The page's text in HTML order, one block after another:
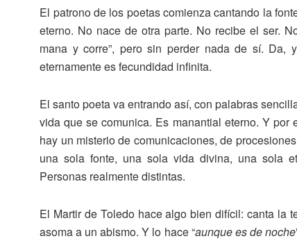
El patrono de los poetas comienza cantando la
eterno. No nace de otra parte. No recibe el ser.
mana y corre”, pero sin perder nada de sí. Da,
eternamente es fecundidad infinita.
El santo poeta va entrando así, con palabras
vida que se comunica. Es manantial eterno. Y
hay un misterio de comunicaciones, de
una sola fonte, una sola vida divina, una sola
Personas realmente distintas.
El Martir de Toledo hace algo bien difícil: canta la
asoma a un abismo. Y lo hace “aunque es de noche